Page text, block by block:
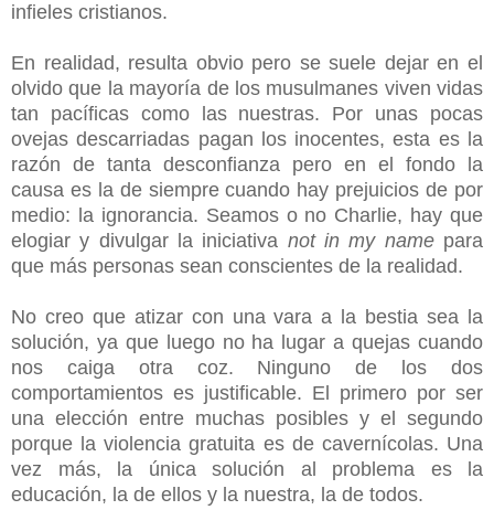
infieles cristianos.
En realidad, resulta obvio pero se suele dejar en el
olvido que la mayoría de los musulmanes viven vidas
tan pacíficas como las nuestras. Por unas pocas
ovejas descarriadas pagan los inocentes, esta es la
razón de tanta desconfianza pero en el fondo la
causa es la de siempre cuando hay prejuicios de por
medio: la ignorancia. Seamos o no Charlie, hay que
elogiar y divulgar la iniciativa not in my name para
que más personas sean conscientes de la realidad.
No creo que atizar con una vara a la bestia sea la
solución, ya que luego no ha lugar a quejas cuando
nos caiga otra coz. Ninguno de los dos
comportamientos es justificable. El primero por ser
una elección entre muchas posibles y el segundo
porque la violencia gratuita es de cavernícolas. Una
vez más, la única solución al problema es la
educación, la de ellos y la nuestra, la de todos.